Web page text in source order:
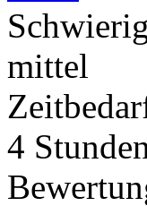
mittel
4